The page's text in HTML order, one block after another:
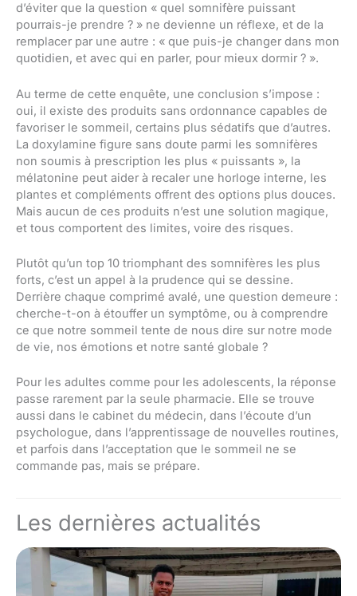
d’éviter que la question « quel somnifère puissant
pourrais-je prendre ? » ne devienne un réflexe, et de la
remplacer par une autre : « que puis-je changer dans mon
quotidien, et avec qui en parler, pour mieux dormir ? ».
Au terme de cette enquête, une conclusion s’impose :
oui, il existe des produits sans ordonnance capables de
favoriser le sommeil, certains plus sédatifs que d’autres.
La doxylamine figure sans doute parmi les somnifères
non soumis à prescription les plus « puissants », la
mélatonine peut aider à recaler une horloge interne, les
plantes et compléments offrent des options plus douces.
Mais aucun de ces produits n’est une solution magique,
et tous comportent des limites, voire des risques.
Plutôt qu’un top 10 triomphant des somnifères les plus
forts, c’est un appel à la prudence qui se dessine.
Derrière chaque comprimé avalé, une question demeure :
cherche-t-on à étouffer un symptôme, ou à comprendre
ce que notre sommeil tente de nous dire sur notre mode
de vie, nos émotions et notre santé globale ?
Pour les adultes comme pour les adolescents, la réponse
passe rarement par la seule pharmacie. Elle se trouve
aussi dans le cabinet du médecin, dans l’écoute d’un
psychologue, dans l’apprentissage de nouvelles routines,
et parfois dans l’acceptation que le sommeil ne se
commande pas, mais se prépare.
Les dernières actualités